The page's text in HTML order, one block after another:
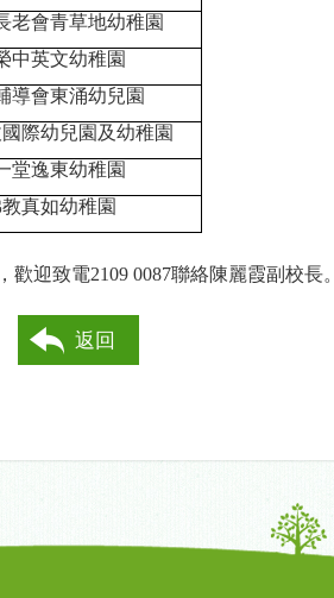
老會青草地幼稚園
中英文幼稚園
導會東涌幼兒園
際幼兒園及幼稚園
堂逸東幼稚園
真如幼稚園
歡迎致電2109 0087聯絡陳麗霞副校長。
返回